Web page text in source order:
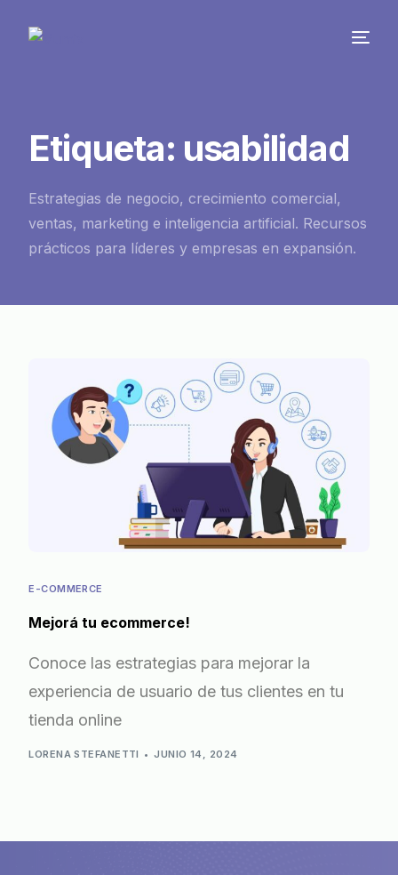
Etiqueta: usabilidad
Estrategias de negocio, crecimiento comercial,
ventas, marketing e inteligencia artificial. Recursos
prácticos para líderes y empresas en expansión.
E-COMMERCE
Mejorá tu ecommerce!
Conoce las estrategias para mejorar la
experiencia de usuario de tus clientes en tu
tienda online
LORENA STEFANETTI JUNIO 14, 2024